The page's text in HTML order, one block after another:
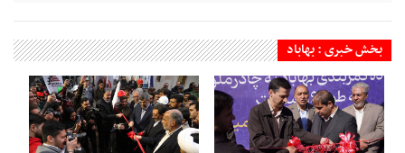
بخش خبری : بهاباد